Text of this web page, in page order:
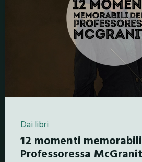
Dai libri
12 momenti
Professoressa